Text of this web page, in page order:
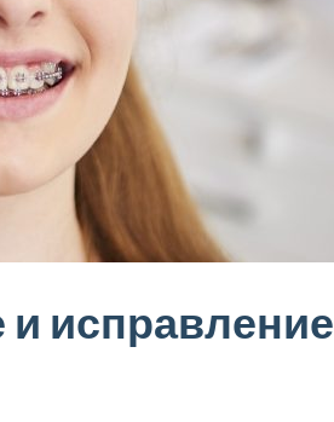
исправление